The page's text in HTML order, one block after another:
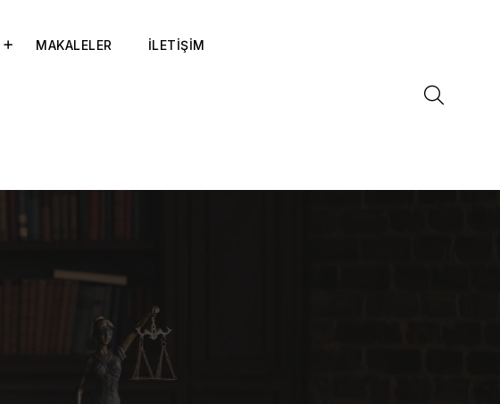
MAKALELER İLETİŞİM